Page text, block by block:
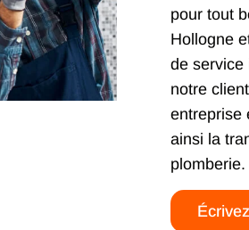
pour tout
Hollogne
de service
notre
entreprise
ainsi la
plomberie.